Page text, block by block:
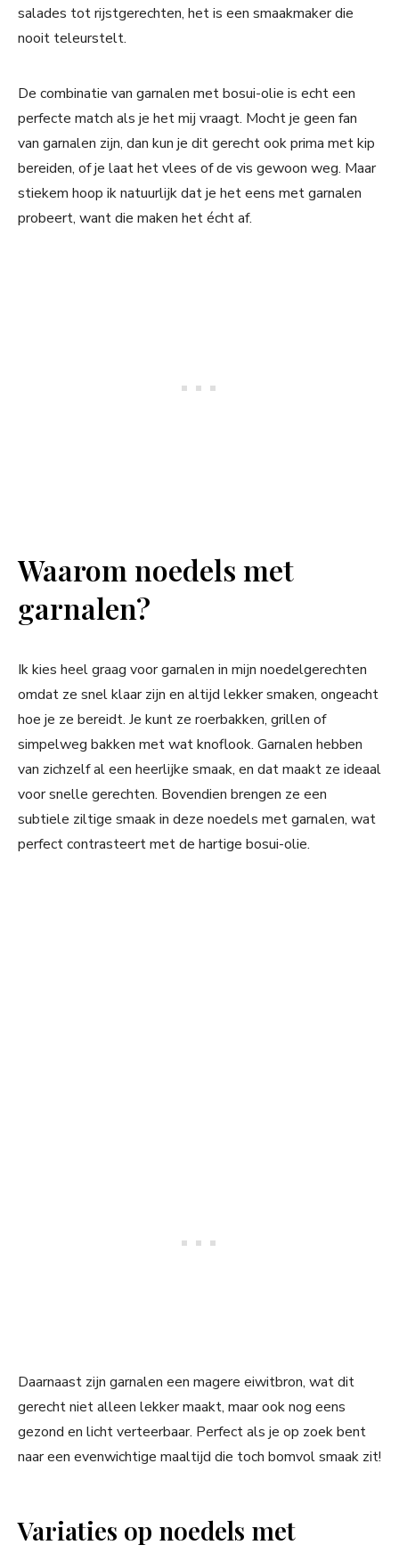
salades tot rijstgerechten, het is een smaakmaker die
nooit teleurstelt.
De combinatie van garnalen met bosui-olie is echt een
perfecte match als je het mij vraagt. Mocht je geen fan
van garnalen zijn, dan kun je dit gerecht ook prima met kip
bereiden, of je laat het vlees of de vis gewoon weg. Maar
stiekem hoop ik natuurlijk dat je het eens met garnalen
probeert, want die maken het écht af.
Waarom noedels met
garnalen?
Ik kies heel graag voor garnalen in mijn noedelgerechten
omdat ze snel klaar zijn en altijd lekker smaken, ongeacht
hoe je ze bereidt. Je kunt ze roerbakken, grillen of
simpelweg bakken met wat knoflook. Garnalen hebben
van zichzelf al een heerlijke smaak, en dat maakt ze ideaal
voor snelle gerechten. Bovendien brengen ze een
subtiele ziltige smaak in deze noedels met garnalen, wat
perfect contrasteert met de hartige bosui-olie.
Daarnaast zijn garnalen een magere eiwitbron, wat dit
gerecht niet alleen lekker maakt, maar ook nog eens
gezond en licht verteerbaar. Perfect als je op zoek bent
naar een evenwichtige maaltijd die toch bomvol smaak zit!
Variaties op noedels met